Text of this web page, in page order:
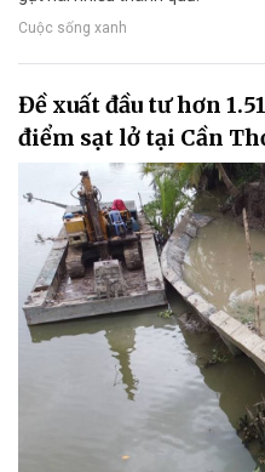
Cuộc sống xanh
Đề xuất đầu tư hơn
điểm sạt lở tại Cần